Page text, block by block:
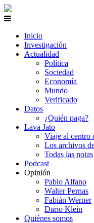
Inicio
Investigación
Actualidad
Política
Sociedad
Economía
Mundo
Verificado
Datos
¿Quién paga?
Lava Jato
Viaje al centro
Los archivos
Todas las notas
Podcast
Opinión
Pablo Alfano
Walter Pernas
Fabián Werner
Dario Klein
Quiénes somos